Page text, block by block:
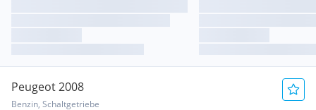
Peugeot 2008
Benzin, Schaltgetriebe